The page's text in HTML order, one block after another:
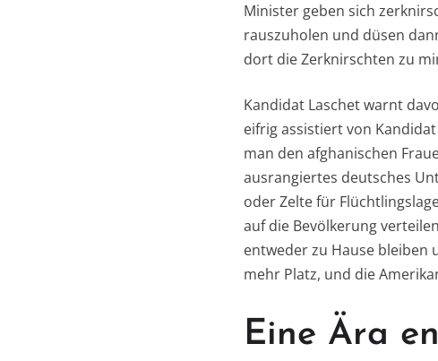
Minister geben sich
rauszuholen und düsen
dort die Zerknirschten zu
Kandidat Laschet warnt
eifrig assistiert von
man den afghanischen
ausrangiertes deutsches
oder Zelte für
auf die Bevölkerung
entweder zu Hause bleiben
mehr Platz, und die
Eine Ära